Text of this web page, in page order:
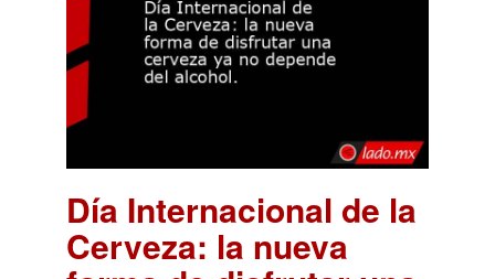
Día Internacional de la
Cerveza: la nueva